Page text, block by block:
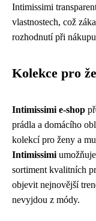
Intimissimi
vlastnostech, což
rozhodnutí při
Kolekce pro
Intimissimi e-shop
prádla a domácího
kolekcí pro ženy a
Intimissimi
sortiment kvalitních
objevit nejnovější
nevyjdou z módy.